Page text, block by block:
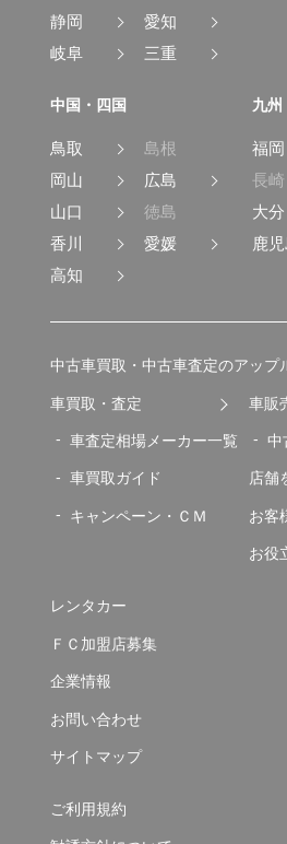
静岡
愛知
岐阜
三重
中国・四国
鳥取
島根
岡山
広島
山口
徳島
香川
愛媛
高知
九州
福岡
長崎
大分
鹿
中古車買取・中古車査定のアップ
車買取・査定
車査定相場メーカー一覧
車買取ガイド
キャンペーン・ＣＭ
車販
中
店舗
お客
お役
レンタカー
ＦＣ加盟店募集
企業情報
お問い合わせ
サイトマップ
ご利用規約